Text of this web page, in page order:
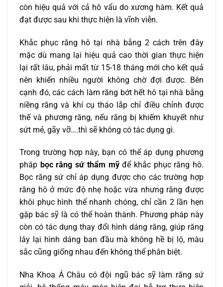
còn hiệu quả với cả hô vẩu do xương hàm. Kết quả
đạt được sau khi thực hiện là vĩnh viễn.
Khắc phục răng hô tại nhà bằng 2 cách trên đây
mặc dù mang lại hiệu quả cao thời gian thực hiện
lại rất lâu, phải mất từ 15-18 tháng mới cho kết quả
nên khiến nhiều người không chờ đợi được. Bên
cạnh đó, các cách làm răng bớt hết hô tại nhà bằng
niềng răng và khí cụ tháo lắp chỉ điều chỉnh được
thế và phương răng, nếu răng bị khiếm khuyết như
sứt mẻ, gãy vỡ….thì sẽ không có tác dụng gì.
Trong trường hợp này, bạn có thể áp dụng phương
pháp bọc răng sứ thẩm mỹđể khắc phục răng hô.
Bọc răng sứ chỉ áp dụng được cho các trường hợp
răng hô ở mức độ nhẹ hoặc vừa nhưng răng được
khôi phục hình thể nhanh chóng, chỉ cần 2 lần hẹn
gặp bác sỹ là có thể hoàn thành. Phương pháp này
còn có tác dụng thay đổi hình dáng răng, giúp răng
lây lại hình dáng ban đầu mà không hề bị lộ, màu
sắc cũng giống nhau đến không thể phân biệt.
Nha Khoa Á Châu có đội ngũ bác sỹ làm răng sứ